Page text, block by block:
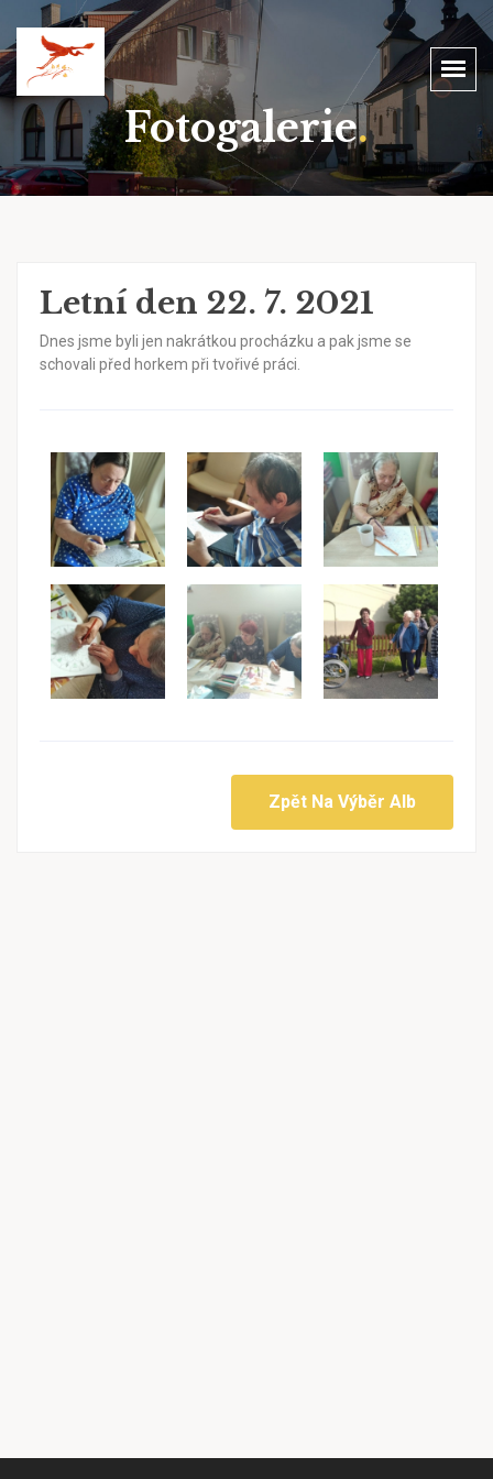
Fotogalerie.
Letní den 22. 7. 2021
Dnes jsme byli jen nakrátkou procházku a pak jsme se
schovali před horkem při tvořivé práci.
Zpět Na Výběr Alb